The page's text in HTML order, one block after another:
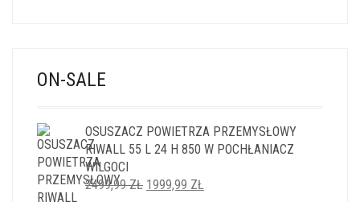
ON-SALE
OSUSZACZ POWIETRZA PRZEMYSŁOWY
RIWALL 55 L 24 H 850 W POCHŁANIACZ
WILGOCI
2499,99ZŁ PIERWOTNA
1999,99 ZŁ